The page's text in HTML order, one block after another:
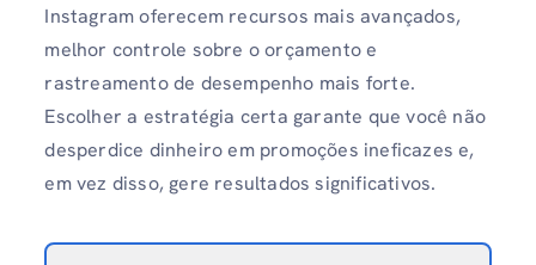
Instagram oferecem recursos mais avançados,
melhor controle sobre o orçamento e
rastreamento de desempenho mais forte.
Escolher a estratégia certa garante que você não
desperdice dinheiro em promoções ineficazes e,
em vez disso, gere resultados significativos.